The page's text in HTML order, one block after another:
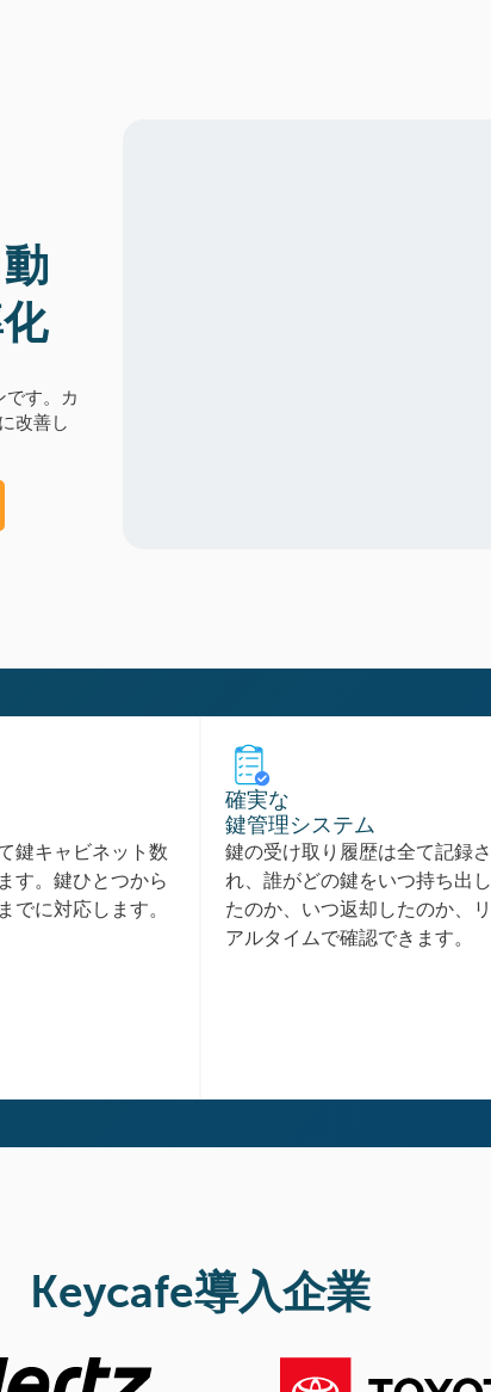
です。カ
改善し
鍵キャビネット数
す。鍵ひとつから
でに対応します。
確実な
鍵管理システム
鍵の受け取り履歴は全て記録さ
れ、誰がどの鍵をいつ持ち出し
たのか、いつ返却したのか、リ
アルタイムで確認できます。
Keycafe導入企業